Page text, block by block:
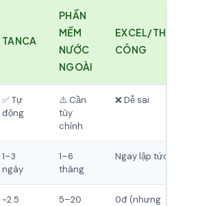
TANCA
PHẦN
MỀM
NƯỚC
NGOÀI
EXCEL/THỦ
CÔNG
✅ Tự
động
⚠️ Cần
tùy
chỉnh
❌ Dễ sai
1–3
ngày
1–6
tháng
Ngay lập tức
~2.5
5–20
0đ (nhưng